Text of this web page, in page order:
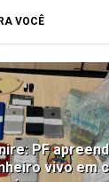
VOCÊ
PF
vivo em